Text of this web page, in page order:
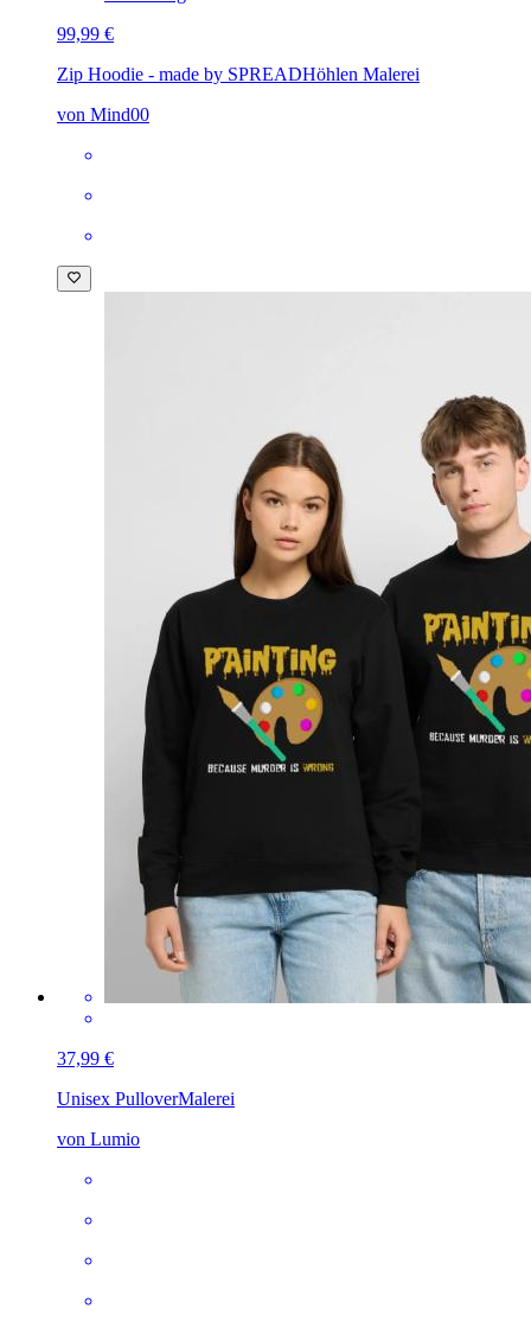
99,99 €
Zip Hoodie - made by SPREADHöhlen Malerei
von Mind00
37,99 €
Unisex PulloverMalerei
von Lumio